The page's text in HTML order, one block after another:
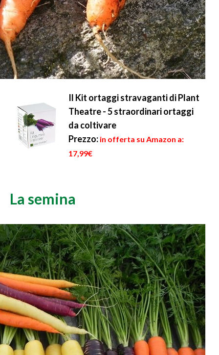
Il Kit ortaggi stravaganti di Plant
Theatre - 5 straordinari ortaggi
da coltivare
Prezzo: in offerta su Amazon a:
17,99€
La semina